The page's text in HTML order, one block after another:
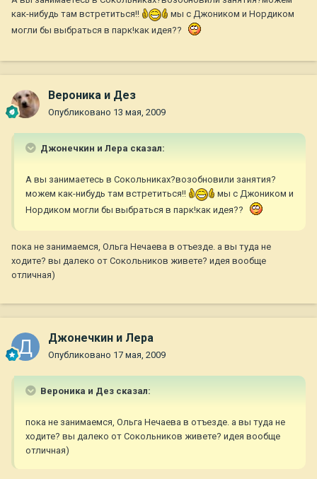
как-нибудь там встретиться!!
мы с Джоником и Нордиком
могли бы выбраться в парк!как идея??
Вероника и Дез
Опубликовано 13 мая, 2009
Джонечкин и Лера сказал:
А вы занимаетесь в Сокольниках?возобновили занятия?
можем как-нибудь там встретиться!!
мы с Джоником и
Нордиком могли бы выбраться в парк!как идея??
пока не занимаемся, Ольга Нечаева в отъезде. а вы туда не
ходите? вы далеко от Сокольников живете? идея вообще
отличная)
Джонечкин и Лера
Опубликовано 17 мая, 2009
Вероника и Дез сказал:
пока не занимаемся, Ольга Нечаева в отъезде. а вы туда не
ходите? вы далеко от Сокольников живете? идея вообще
отличная)